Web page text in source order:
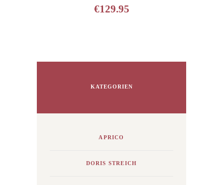
€129.95
KATEGORIEN
APRICO
DORIS STREICH